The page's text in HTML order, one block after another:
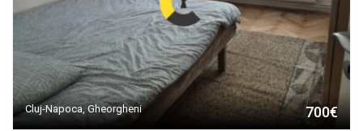
Cluj-Napoca, Gheorgheni 700€